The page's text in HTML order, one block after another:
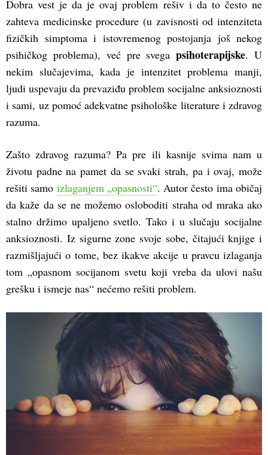
Dobra vest je da je ovaj problem rešiv i da to često ne
zahteva medicinske procedure (u zavisnosti od intenziteta
fizičkih simptoma i istovremenog postojanja još nekog
psihičkog problema), već pre svegapsihoterapijske. U
nekim slučajevima, kada je intenzitet problema manji,
ljudi uspevaju da prevaziđu problem socijalne anksioznosti
i sami, uz pomoć adekvatne psihološke literature i zdravog
razuma.
Zašto zdravog razuma? Pa pre ili kasnije svima nam u
životu padne na pamet da se svaki strah, pa i ovaj, može
rešiti samo izlaganjem „opasnosti“. Autor često ima običaj
da kaže da se ne možemo osloboditi straha od mraka ako
stalno držimo upaljeno svetlo. Tako i u slučaju socijalne
anksioznosti. Iz sigurne zone svoje sobe, čitajući knjige i
razmišljajući o tome, bez ikakve akcije u pravcu izlaganja
tom „opasnom socijanom svetu koji vreba da ulovi našu
grešku i ismeje nas“ nećemo rešiti problem.